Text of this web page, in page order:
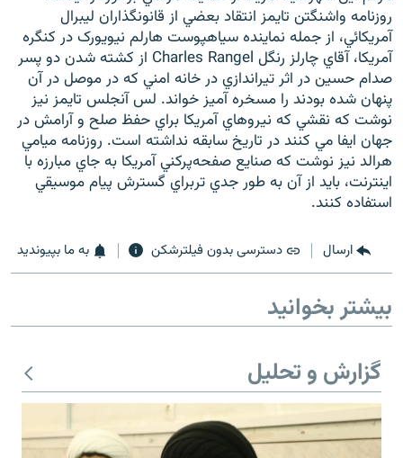
روزنامه واشنگتن تايمز انتقاد بعضي از قانونگذاران ليبرال
آمريکائي، از جمله نماينده سياهپوست هارلم نيويورک در کنگره
آمريکا، آقاي چارلز رنگل Charles Rangel از کشته شدن دو پسر
صدام حسين در اثر تيراندازي در خانه امني که در موصل در آن
پنهان شده بودند را مسخره آميز خواند. لس آنجلس تايمز نيز
نوشت که نقشي که نيروهاي آمريکا براي حفظ صلح و آرامش در
جهان ايفا مي کنند در تاريخ سابقه نداشته است. روزنامه ميامي
هرالد نيز نوشت که صنايع صفحه‌پرکني آمريکا به جاي مبارزه با
اينترنت، بايد از آن به طور جدي تربراي گسترش پيام موسيقي
استفاده کنند.
ارسال دسترسی بدون فیلترشکن به ما بپیوندید
بیشتر بخوانید
گزارش و تحلیل